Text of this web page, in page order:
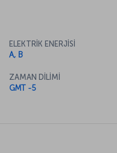
ELEKTRİK ENERJİSİ
A, B
ZAMAN DİLİMİ
GMT -5